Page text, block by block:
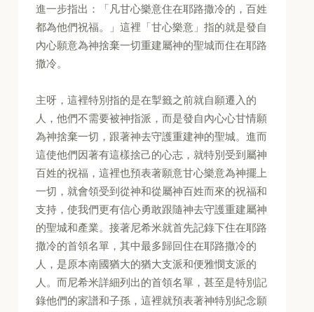
進一步指出：「凡甘心樂意住在耶路撒冷的，百姓
都為他們祝福。」這裡「甘心樂意」指的就是發自
內心願意為神捨棄一切重建屬神的聖城而住在耶路
撒冷。
主呀，這裡特別指的是在掣籤之前就自願遷入的
人，他們不需要被神指派，而是發自內心心甘情願
為神捨棄一切，跟著神去守護重建神的聖城。進而
這使他們因著有這樣捨己的心志，就特別受到屬神
百姓的祝福，這裡也預表著願意甘心樂意為神擺上
一切，就會領受到從神和從屬神百姓而來的祝福和
支持，使我們更有信心勇敢跟隨神去守護重建屬神
的聖城和產業。接著尼希米就首先記錄下住在耶路
撒冷的首領名單，其中最多歸回住在耶路撒冷的
人，是原本南國猶大的猶大支派和便雅憫支派的
人。而尼希米詳細列出的首領名單，甚至是特別記
錄他們的家譜和子孫，這裡就預表著神特別紀念願